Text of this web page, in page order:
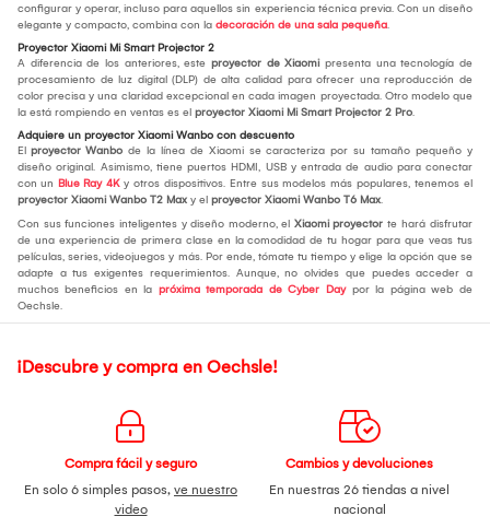
configurar y operar, incluso para aquellos sin experiencia técnica previa. Con un diseño
elegante y compacto, combina con la decoración de una sala pequeña.
Proyector Xiaomi Mi Smart Projector 2
A diferencia de los anteriores, este proyector de Xiaomi presenta una tecnología de
procesamiento de luz digital (DLP) de alta calidad para ofrecer una reproducción de
color precisa y una claridad excepcional en cada imagen proyectada. Otro modelo que
la está rompiendo en ventas es el proyector Xiaomi Mi Smart Projector 2 Pro.
Adquiere un proyector Xiaomi Wanbo con descuento
El proyector Wanbo de la línea de Xiaomi se caracteriza por su tamaño pequeño y
diseño original. Asimismo, tiene puertos HDMI, USB y entrada de audio para conectar
con un Blue Ray 4Ky otros dispositivos. Entre sus modelos más populares, tenemos el
proyector Xiaomi Wanbo T2 Max y el proyector Xiaomi Wanbo T6 Max.
Con sus funciones inteligentes y diseño moderno, el Xiaomi proyector te hará disfrutar
de una experiencia de primera clase en la comodidad de tu hogar para que veas tus
películas, series, videojuegos y más. Por ende, tómate tu tiempo y elige la opción que se
adapte a tus exigentes requerimientos. Aunque, no olvides que puedes acceder a
muchos beneficios en la próxima temporada de Cyber Daypor la página web de
Oechsle.
¡Descubre y compra en Oechsle!
Compra fácil y seguro
En solo 6 simples pasos, ve nuestro
video
Cambios y devoluciones
En nuestras 26 tiendas a nivel
nacional